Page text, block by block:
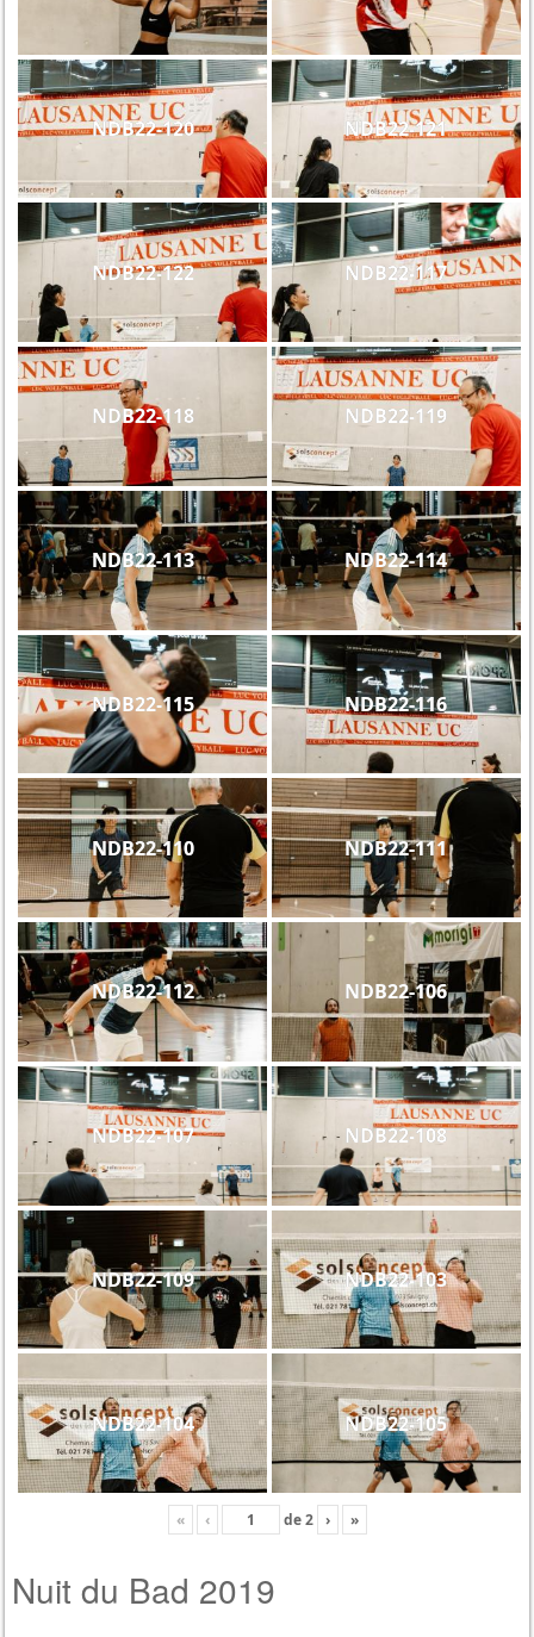
NDB22-120 NDB22-121
NDB22-122 NDB22-117
NDB22-118 NDB22-119
NDB22-113 NDB22-114
NDB22-115 NDB22-116
NDB22-110 NDB22-111
NDB22-112 NDB22-106
NDB22-107 NDB22-108
NDB22-109 NDB22-103
NDB22-104 NDB22-105
« ‹ de2 › »
Nuit du Bad 2019